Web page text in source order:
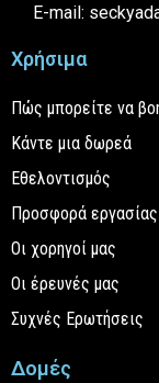
E-mail:
Χρήσιμα
Πώς μπορείτε να
Κάντε μια δωρεά
Εθελοντισμός
Προσφορά εργασίας
Οι χορηγοί μας
Οι έρευνές μας
Συχνές Ερωτήσεις
Δομές